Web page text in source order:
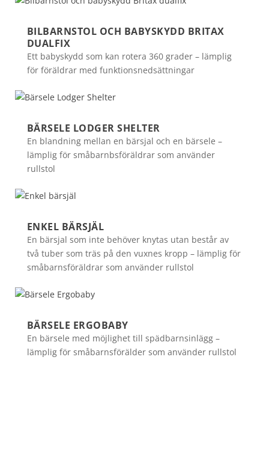
BILBARNSTOL OCH BABYSKYDD BRITAX
DUALFIX
Ett babyskydd som kan rotera 360 grader – lämplig
för föräldrar med funktionsnedsättningar
BÄRSELE LODGER SHELTER
En blandning mellan en bärsjal och en bärsele –
lämplig för småbarnbsföräldrar som använder
rullstol
ENKEL BÄRSJÄL
En bärsjal som inte behöver knytas utan består av
två tuber som träs på den vuxnes kropp – lämplig för
småbarnsföräldrar som använder rullstol
BÄRSELE ERGOBABY
En bärsele med möjlighet till spädbarnsinlägg –
lämplig för småbarnsförälder som använder rullstol